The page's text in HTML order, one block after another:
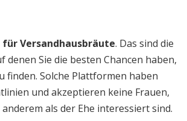
für Versandhausbräute. Das sind die
denen Sie die besten Chancen haben,
finden. Solche Plattformen haben
und akzeptieren keine Frauen,
als der Ehe interessiert sind.